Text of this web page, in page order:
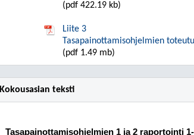
(pdf 422.19 kb)
Liite 3
Tasapainottamisohjelmien
(pdf 1.49 mb)
Kokousasian teksti
Tasapainottamisohjelmien 1 ja 2 raportointi 1-